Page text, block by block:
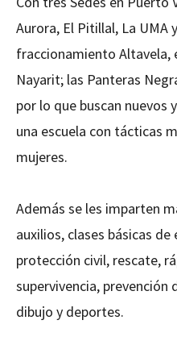
Aurora, El Pitillal, La UMA
fraccionamiento Altavela,
Nayarit; las Panteras
por lo que buscan nuevos
una escuela con tácticas
mujeres.
Además se les imparten
auxilios, clases básicas
protección civil, rescate,
supervivencia,
dibujo y deportes.